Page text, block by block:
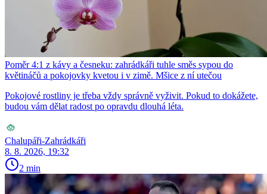
Poměr 4:1 z kávy a česneku: zahrádkáři tuhle směs sypou do
květináčů a pokojovky kvetou i v zimě. Mšice z ní utečou
Pokojové rostliny je třeba vždy správně vyživit. Pokud to dokážete,
budou vám dělat radost po opravdu dlouhá léta.
Chalupáři-Zahrádkáři
8. 8. 2026, 19:32
2 min